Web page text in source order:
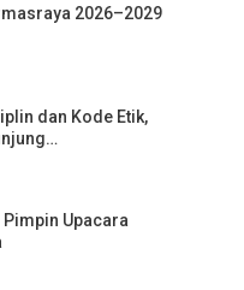
2026–2029
dan Kode Etik,
Upacara